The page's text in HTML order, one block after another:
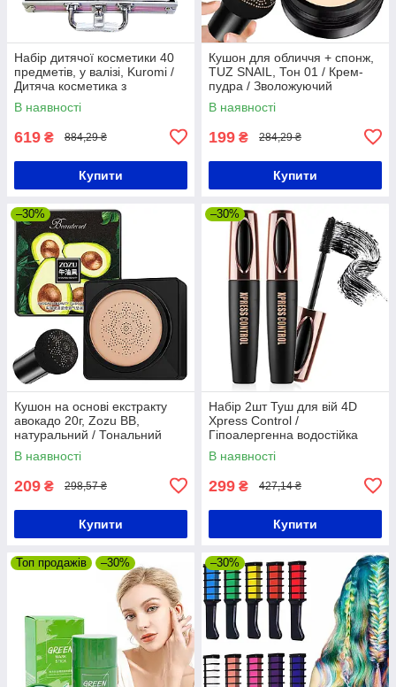
Набір дитячої косметики 40
предметів, у валізі, Kuromi /
Дитяча косметика з
пензликами / Набір
косметики
В наявності
619 ₴ 884,29 ₴
Купити
Кушон для обличчя + спонж,
TUZ SNAIL, Тон 01 / Крем-
пудра / Зволожуючий
тональний крем
В наявності
199 ₴ 284,29 ₴
Купити
–30%
Кушон на основі екстракту
авокадо 20г, Zozu BB,
натуральний / Тональний
крем пудра кушон + спонжик
В наявності
209 ₴ 298,57 ₴
Купити
–30%
Набір 2шт Туш для вій 4D
Xpress Control /
Гіпоалергенна водостійка
туш подовжувальна / Туш з
ефектом 4D
В наявності
299 ₴ 427,14 ₴
Купити
Топ продажів –30% –30%